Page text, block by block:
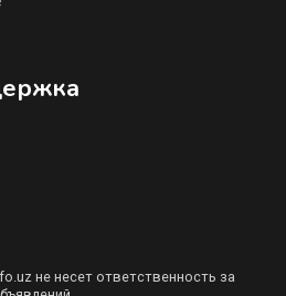
не несет ответственность за